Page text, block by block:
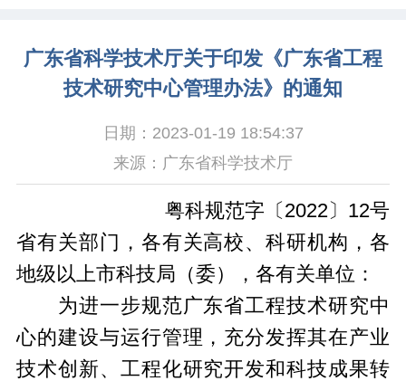
广东省科学技术厅关于印发《广东省工程
技术研究中心管理办法》的通知
日期：2023-01-19 18:54:37
来源：广东省科学技术厅
粤科规范字〔2022〕12号
省有关部门，各有关高校、科研机构，各
地级以上市科技局（委），各有关单位：
为进一步规范广东省工程技术研究中
心的建设与运行管理，充分发挥其在产业
技术创新、工程化研究开发和科技成果转